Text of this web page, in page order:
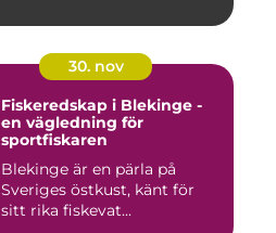
30. nov
Fiskeredskap i Blekinge -
en vägledning för
sportfiskaren
Blekinge är en pärla på
Sveriges östkust, känt för
sitt rika fiskevat...